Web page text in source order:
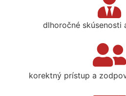
dlhoročné skúsenosti
korektný prístup a